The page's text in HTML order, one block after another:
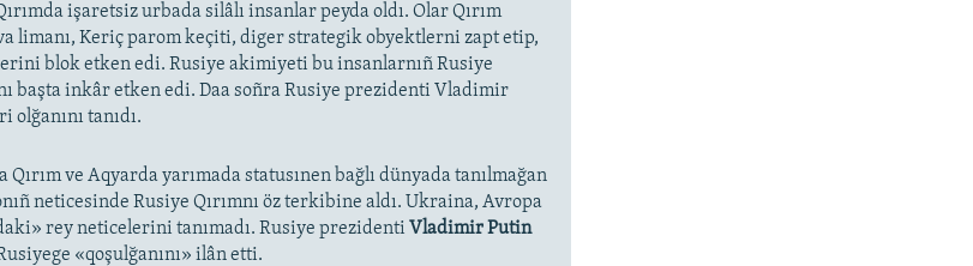
işaretsiz urbada silâlı insanlar peyda oldı. Olar Qırım
limanı, Keriç parom keçiti, diger strategik obyektlerni zapt etip,
blok etken edi. Rusiye akimiyeti bu insanlarnıñ Rusiye
başta inkâr etken edi. Daa soñra Rusiye prezidenti Vladimir
tanıdı.
Qırım ve Aqyarda yarımada statusınen bağlı dünyada tanılmağan
neticesinde Rusiye Qırımnı öz terkibine aldı. Ukraina, Avropa
rey neticelerini tanımadı. Rusiye prezidenti Vladimir Putin
«qoşulğanını» ilân etti.